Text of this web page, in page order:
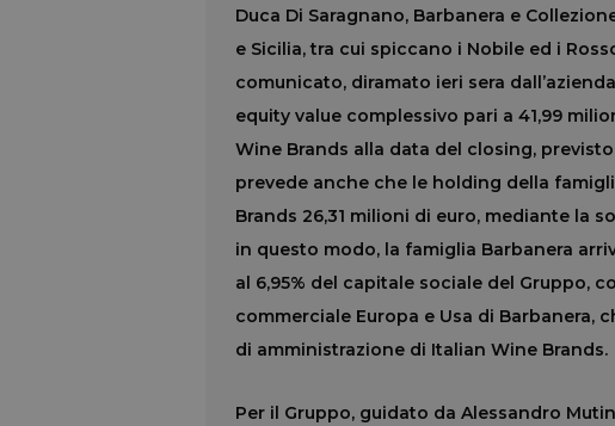
Duca Di Saragnano, Barbanera e
e Sicilia, tra cui spiccano i Nobile ed i
comunicato, diramato ieri sera dall’
equity value complessivo pari a 41,99
Wine Brands alla data del closing,
prevede anche che le holding della
Brands 26,31 milioni di euro, mediante la
in questo modo, la famiglia Barbanera
al 6,95% del capitale sociale del Gruppo,
commerciale Europa e Usa di Barbanera,
di amministrazione di Italian Wine Brands.
Per il Gruppo, guidato da Alessandro